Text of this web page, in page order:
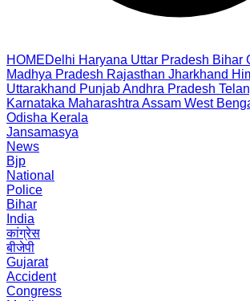
HOMEDelhi Haryana Uttar Pradesh Bihar
Madhya Pradesh Rajasthan Jharkhand
Uttarakhand PunjabAndhra Pradesh
Karnataka Maharashtra Assam West
Odisha Kerala
Jansamasya
News
Bjp
National
Police
Bihar
India
कांग्रेस
बीजेपी
Gujarat
Accident
Congress